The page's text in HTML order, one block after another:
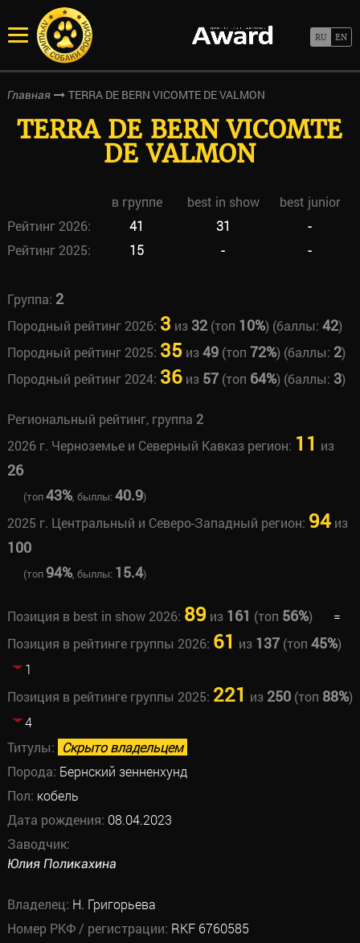
Главная TERRA DE BERN VICOMTE DE VALMON
TERRA DE BERN VICOMTE
DE VALMON
в группе best in show
best junior
Рейтинг 2026:
41 31
-
Рейтинг 2025:
15 - -
Группа: 2
Породный рейтинг 2026: 3 из 32(топ 10%) (баллы: 42)
Породный рейтинг 2025: 35из49(топ 72%) (баллы: 2)
Породный рейтинг 2024: 36из 57(топ 64%) (баллы: 3)
Региональный рейтинг, группа 2
2026 г. Черноземье и Северный Кавказ регион: 11 из
26
(топ43%, быллы:40.9)
2025 г. Центральный и Северо-Западный регион: 94из
100
(топ94%, быллы: 15.4)
Позиция в best in show 2026: 89 из 161 (топ 56%)
=
Позиция в рейтинге группы 2026: 61 из 137(топ 45%)
1
Позиция в рейтинге группы 2025: 221 из 250(топ 88%)
4
Титулы: Скрыто владельцем
Порода: Бернский зенненхунд
Пол: кобель
Дата рождения: 08.04.2023
Заводчик:
Юлия Поликахина
Владелец: Н. Григорьева
Номер РКФ / регистрации: RKF 6760585